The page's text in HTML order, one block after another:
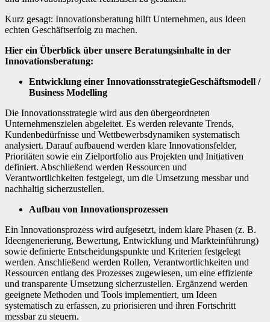
Kurz gesagt: Innovationsberatung hilft Unternehmen, aus Ideen
echten Geschäftserfolg zu machen.
Hier ein Überblick über unsere Beratungsinhalte in der
Innovationsberatung:
Entwicklung einer InnovationsstrategieGeschäftsmodell /
Business Modelling
Die Innovationsstrategie wird aus den übergeordneten
Unternehmenszielen abgeleitet. Es werden relevante Trends,
Kundenbedürfnisse und Wettbewerbsdynamiken systematisch
analysiert. Darauf aufbauend werden klare Innovationsfelder,
Prioritäten sowie ein Zielportfolio aus Projekten und Initiativen
definiert. Abschließend werden Ressourcen und
Verantwortlichkeiten festgelegt, um die Umsetzung messbar und
nachhaltig sicherzustellen.
Aufbau von Innovationsprozessen
Ein Innovationsprozess wird aufgesetzt, indem klare Phasen (z. B.
Ideengenerierung, Bewertung, Entwicklung und Markteinführung)
sowie definierte Entscheidungspunkte und Kriterien festgelegt
werden. Anschließend werden Rollen, Verantwortlichkeiten und
Ressourcen entlang des Prozesses zugewiesen, um eine effiziente
und transparente Umsetzung sicherzustellen. Ergänzend werden
geeignete Methoden und Tools implementiert, um Ideen
systematisch zu erfassen, zu priorisieren und ihren Fortschritt
messbar zu steuern.